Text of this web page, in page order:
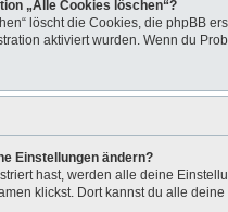
„Alle Cookies löschen“?
löscht die Cookies, die phpBB
aktiviert wurden. Wenn du
Einstellungen ändern?
hast, werden alle deine
klickst. Dort kannst du alle